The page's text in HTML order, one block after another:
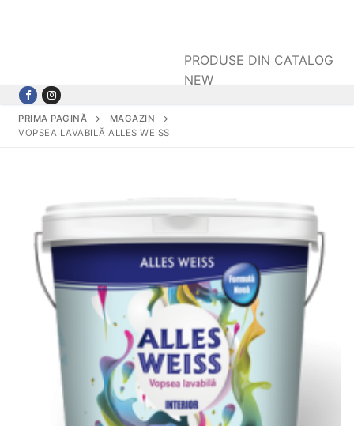
PRODUSE DIN CATALOG
NEW
PRIMA PAGINĂ
MAGAZIN
VOPSEA LAVABILĂ ALLES WEISS